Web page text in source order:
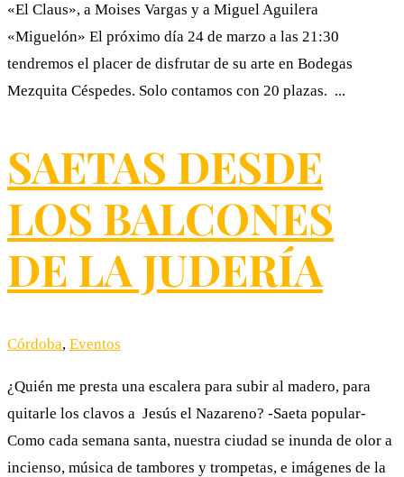
«El Claus», a Moises Vargas y a Miguel Aguilera
«Miguelón» El próximo día 24 de marzo a las 21:30
tendremos el placer de disfrutar de su arte en Bodegas
Mezquita Céspedes. Solo contamos con 20 plazas. ...
SAETAS DESDE
LOS BALCONES
DE LA JUDERÍA
Córdoba, Eventos
¿Quién me presta una escalera para subir al madero, para
quitarle los clavos a Jesús el Nazareno? -Saeta popular-
Como cada semana santa, nuestra ciudad se inunda de olor a
incienso, música de tambores y trompetas, e imágenes de la